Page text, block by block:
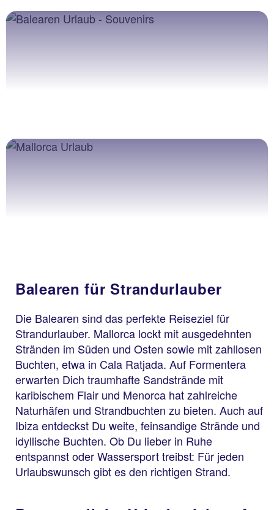
Balearen für Strandurlauber
Die Balearen sind das perfekte Reiseziel für
Strandurlauber. Mallorca lockt mit ausgedehnten
Stränden im Süden und Osten sowie mit zahllosen
Buchten, etwa in Cala Ratjada. Auf Formentera
erwarten Dich traumhafte Sandstrände mit
karibischem Flair und Menorca hat zahlreiche
Naturhäfen und Strandbuchten zu bieten. Auch auf
Ibiza entdeckst Du weite, feinsandige Strände und
idyllische Buchten. Ob Du lieber in Ruhe
entspannst oder Wassersport treibst: Für jeden
Urlaubswunsch gibt es den richtigen Strand.